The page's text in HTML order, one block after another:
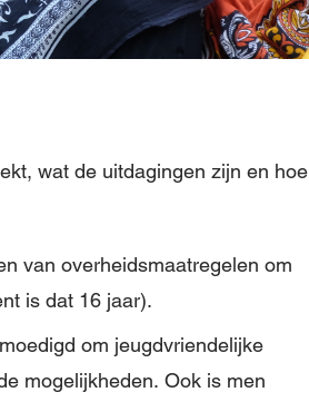
wat de uitdagingen zijn en hoe
van overheidsmaatregelen om
is dat 16 jaar).
om jeugdvriendelijke
mogelijkheden. Ook is men